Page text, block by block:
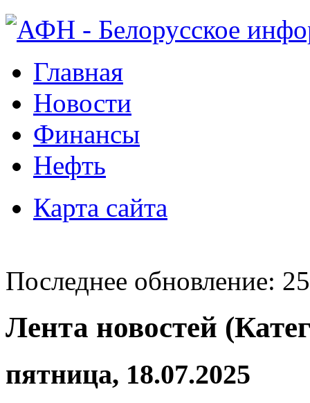
Главная
Новости
Финансы
Нефть
Карта сайта
Последнее обновление:
Лента новостей
пятница, 18.07.2025